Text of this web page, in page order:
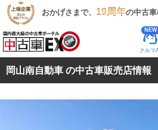
おかげさまで、 19周年の中古
NEW
クルマ
岡山南自動車 の中古車販売店情報